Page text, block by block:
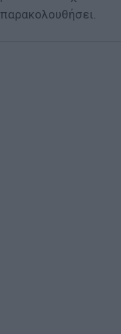
παρακολουθήσει.